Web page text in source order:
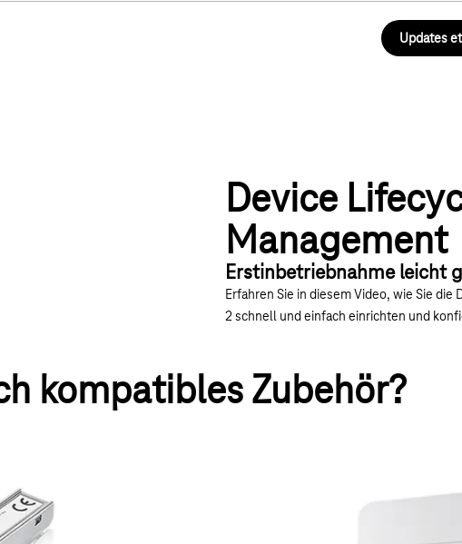
Updates
2 & Premium 2 - Erstinbetriebnahme" abspielen
Device
Management
Erstinbetriebnahme leicht
Erfahren Sie in diesem Video, wie Sie
2 schnell und einfach einrichten und
kompatibles Zubehör?
Glasfaseranschluss Ihrer Optimieren Sie Ihre Kommunikation mit